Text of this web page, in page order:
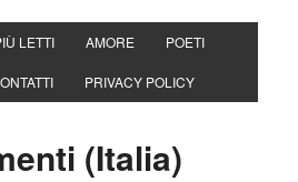
LETTI AMORE POETI
PRIVACY POLICY
(Italia)